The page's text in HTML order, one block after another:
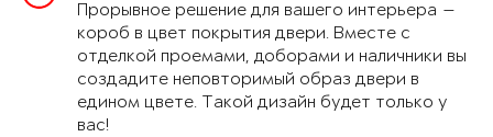
Прорывное решение для вашего интерьера —
короб в цвет покрытия двери. Вместе с
отделкой проемами, доборами и наличники вы
создадите неповторимый образ двери в
едином цвете. Такой дизайн будет только у
вас!